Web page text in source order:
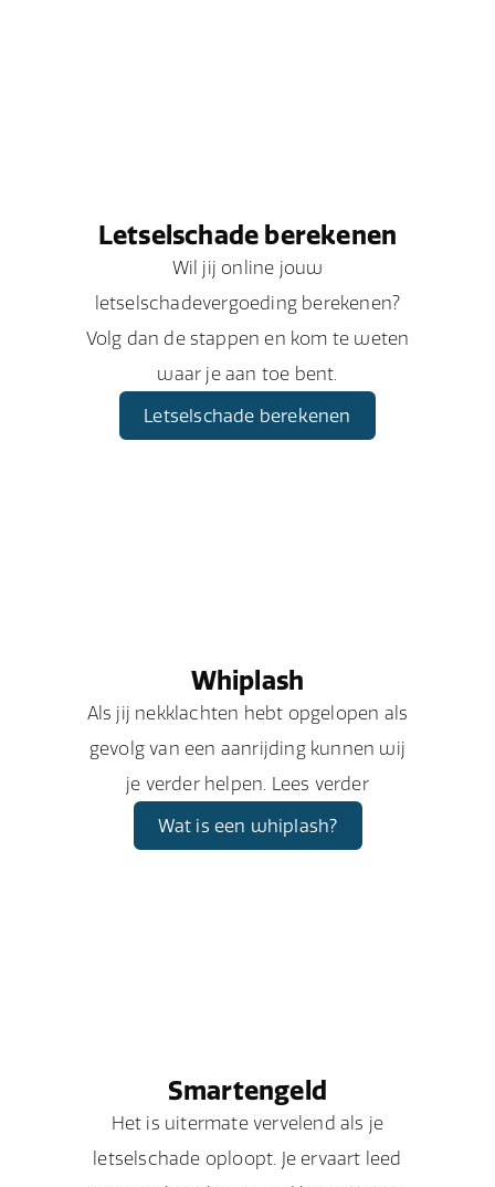
Letselschade berekenen
Wil jij online jouw
letselschadevergoeding berekenen?
Volg dan de stappen en kom te weten
waar je aan toe bent.
Letselschade berekenen
Whiplash
Als jij nekklachten hebt opgelopen als
gevolg van een aanrijding kunnen wij
je verder helpen. Lees verder
Wat is een whiplash?
Smartengeld
Het is uitermate vervelend als je
letselschade oploopt. Je ervaart leed